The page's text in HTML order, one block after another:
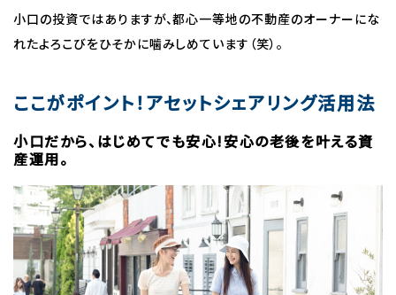
小口の投資ではありますが、都心一等地の不動産のオーナーにな
れたよろこびをひそかに噛みしめています（笑）。
ここがポイント！アセットシェアリング活用法
小口だから、はじめてでも安心!安心の老後を叶える資
産運用。